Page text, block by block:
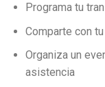
Programa tu
Comparte con
Organiza un
asistencia